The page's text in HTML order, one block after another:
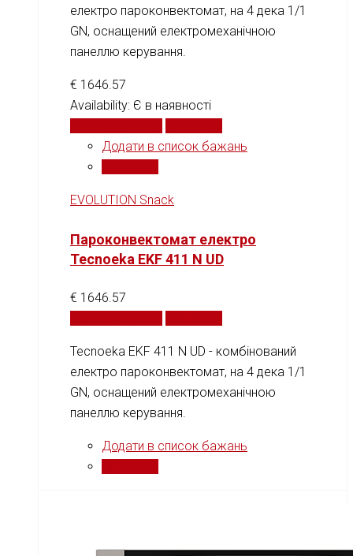
електро пароконвектомат, на 4 дека 1/1
GN, оснащений електромеханічною
панеллю керування.
€ 1646.57
Availability: Є в наявності
Додати в список бажань
EVOLUTION Snack
Пароконвектомат електро
Tecnoeka EKF 411 N UD
€ 1646.57
Tecnoeka EKF 411 N UD - комбінований
електро пароконвектомат, на 4 дека 1/1
GN, оснащений електромеханічною
панеллю керування.
Додати в список бажань